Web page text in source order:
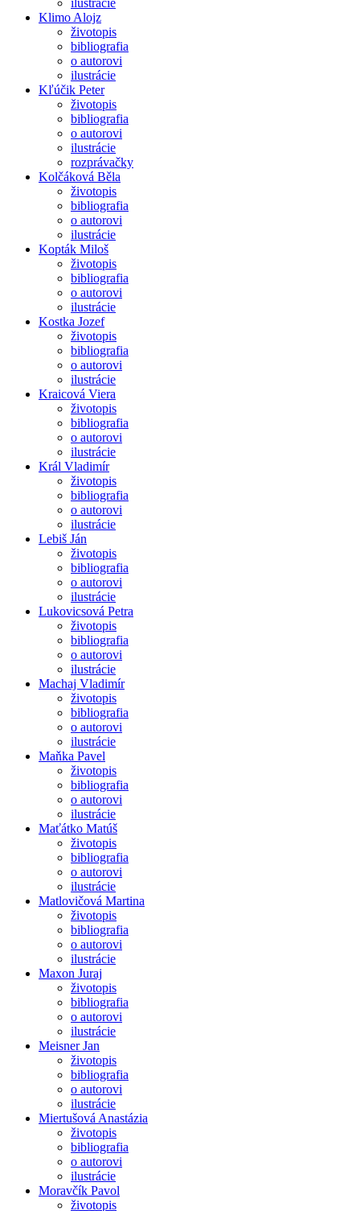
ilustrácie
Klimo Alojz
životopis
bibliografia
o autorovi
ilustrácie
Kľúčik Peter
životopis
bibliografia
o autorovi
ilustrácie
rozprávačky
Kolčáková Běla
životopis
bibliografia
o autorovi
ilustrácie
Kopták Miloš
životopis
bibliografia
o autorovi
ilustrácie
Kostka Jozef
životopis
bibliografia
o autorovi
ilustrácie
Kraicová Viera
životopis
bibliografia
o autorovi
ilustrácie
Král Vladimír
životopis
bibliografia
o autorovi
ilustrácie
Lebiš Ján
životopis
bibliografia
o autorovi
ilustrácie
Lukovicsová Petra
životopis
bibliografia
o autorovi
ilustrácie
Machaj Vladimír
životopis
bibliografia
o autorovi
ilustrácie
Maňka Pavel
životopis
bibliografia
o autorovi
ilustrácie
Maťátko Matúš
životopis
bibliografia
o autorovi
ilustrácie
Matlovičová Martina
životopis
bibliografia
o autorovi
ilustrácie
Maxon Juraj
životopis
bibliografia
o autorovi
ilustrácie
Meisner Jan
životopis
bibliografia
o autorovi
ilustrácie
Miertušová Anastázia
životopis
bibliografia
o autorovi
ilustrácie
Moravčík Pavol
životopis